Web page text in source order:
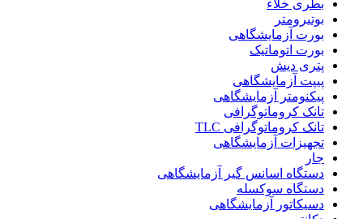
بطری خلاء
بوتیرومتر
بورت آزمایشگاهی
بورت اتوماتیک
پتری دیش
پیپت آزمایشگاهی
پیکنومتر آزمایشگاهی
تانک کروماتوگرافی
تانک کروماتوگرافی TLC
تجهیزات آزمایشگاهی
جار
دستگاه اسانس گیر آزمایشگاهی
دستگاه سوکسله
دسیکاتور آزمایشگاهی